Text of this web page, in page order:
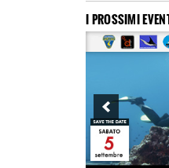
I PROSSIMI